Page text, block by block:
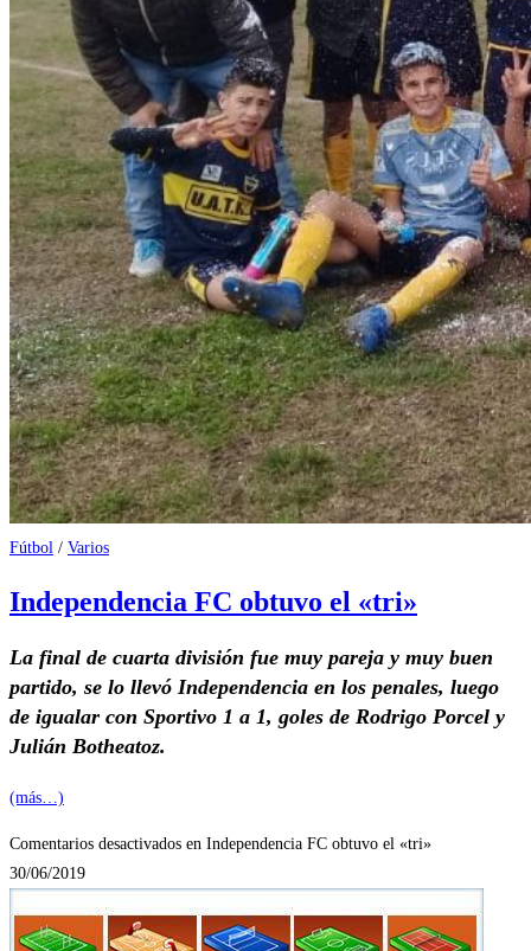
Fútbol / Varios
Independencia FC obtuvo el «tri»
La final de cuarta división fue muy pareja y muy buen
partido, se lo llevó Independencia en los penales, luego
de igualar con Sportivo 1 a 1, goles de Rodrigo Porcel y
Julián Botheatoz.
(más…)
Comentarios desactivados en Independencia FC obtuvo el «tri»
30/06/2019